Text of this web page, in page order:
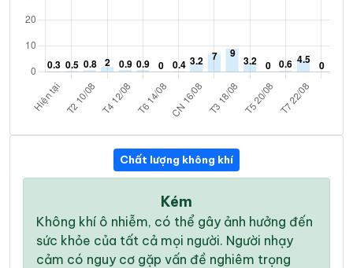
Chất lượng không khí
Kém
Không khí ô nhiễm, có thể gây ảnh hưởng đến
sức khỏe của tất cả mọi người. Người nhạy
cảm có nguy cơ gặp vấn đề nghiêm trọng